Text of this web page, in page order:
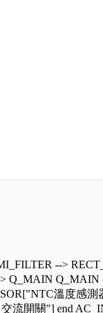
-->
Q_MAIN
溫度感測
流開關"] end